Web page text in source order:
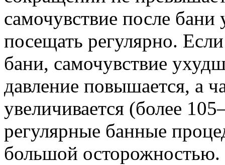
самочувствие после
посещать регулярно.
бани, самочувствие
давление повышается, а
увеличивается (более
регулярные банные
большой